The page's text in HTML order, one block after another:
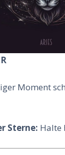
Moment
Sterne: Halte